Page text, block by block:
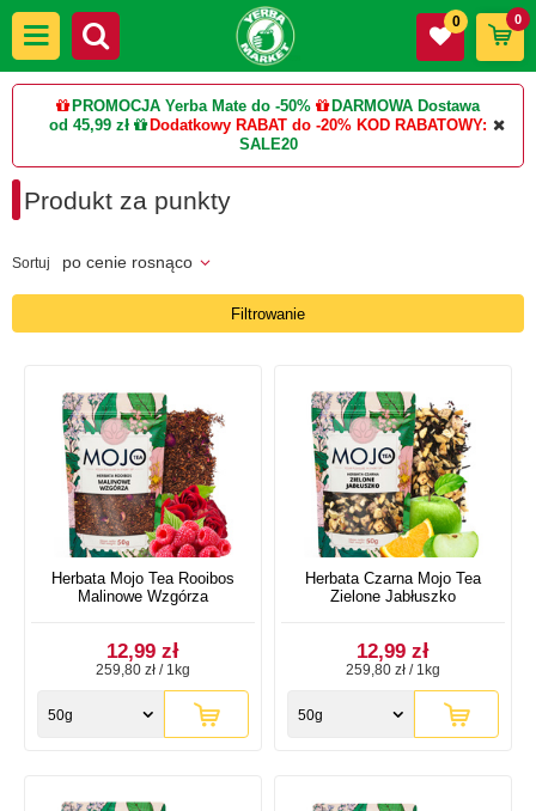
PROMOCJA Yerba Mate do -50%
DARMOWA Dostawa
od 45,99 zł
Dodatkowy RABAT do -20% KOD RABATOWY:
SALE20
0 0
Produkt za punkty
Sortuj po cenie rosnąco
Filtrowanie
Herbata Mojo Tea Rooibos
Malinowe Wzgórza
12,99 zł
259,80 zł / 1kg
50g
Herbata Czarna Mojo Tea
Zielone Jabłuszko
12,99 zł
259,80 zł / 1kg
50g